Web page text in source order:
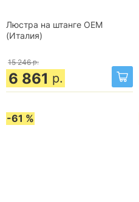
Люстра на штанге OEM
(Италия)
15 246 р.
6 861 р.
-61 %